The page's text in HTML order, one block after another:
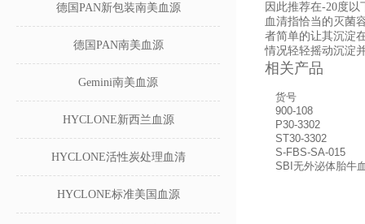
德国PAN新包装南美血源
德国PAN南美血源
Gemini南美血源
HYCLONE新西兰血源
HYCLONE活性炭处理血清
HYCLONE标准美国血源
因此推荐在-20度
血清指恰当的灭菌
者简单的让其沉淀
情况轻轻摇动沉淀
相关产品
货号
900-108
P30-3302
ST30-3302
S-FBS-SA-015
SBI无外泌体胎牛